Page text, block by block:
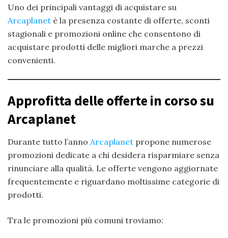
Uno dei principali vantaggi di acquistare su
Arcaplanet è la presenza costante di offerte, sconti
stagionali e promozioni online che consentono di
acquistare prodotti delle migliori marche a prezzi
convenienti.
Approfitta delle offerte in corso su
Arcaplanet
Durante tutto l’anno Arcaplanet propone numerose
promozioni dedicate a chi desidera risparmiare senza
rinunciare alla qualità. Le offerte vengono aggiornate
frequentemente e riguardano moltissime categorie di
prodotti.
Tra le promozioni più comuni troviamo: